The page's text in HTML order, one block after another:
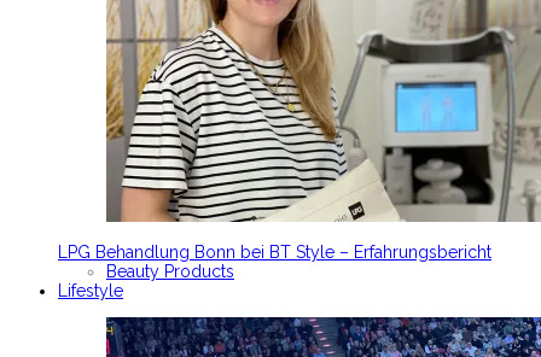
LPG Behandlung Bonn bei BT Style – Erfahrungsbericht
Beauty Products
Lifestyle